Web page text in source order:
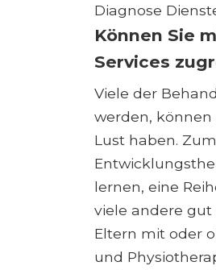
Diagnose
Können Sie
Services
Viele der
werden, können
Lust haben.
lernen, eine
viele andere
Eltern mit oder
und